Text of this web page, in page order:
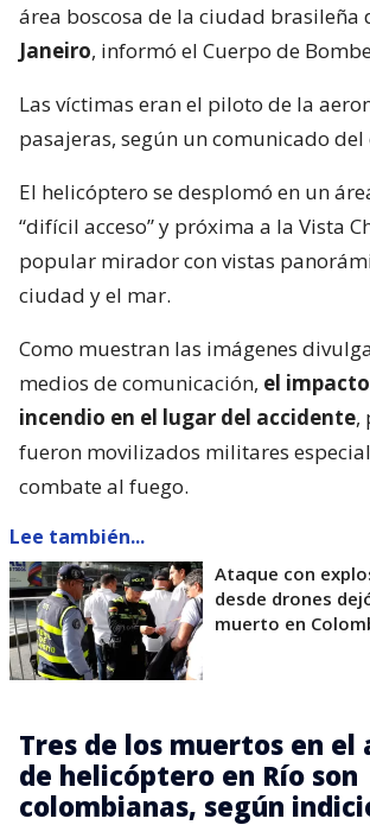
área boscosa de la ciudad brasileña
Janeiro, informó el Cuerpo de
Las víctimas eran el piloto de la
pasajeras, según un comunicado
El helicóptero se desplomó en un
“difícil acceso” y próxima a la Vista
popular mirador con vistas
ciudad y el mar.
Como muestran las imágenes
medios de comunicación, el
incendio en el lugar del accidente,
fueron movilizados militares
combate al fuego.
Lee también...
Ataque con
desde drones
muerto en
Tres de los muertos en el
de helicóptero en Río son
colombianas, según